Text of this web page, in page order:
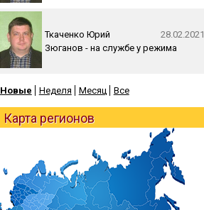
Ткаченко Юрий
28.02.2021
Зюганов - на службе у режима
Новые Неделя Месяц Все
Карта регионов